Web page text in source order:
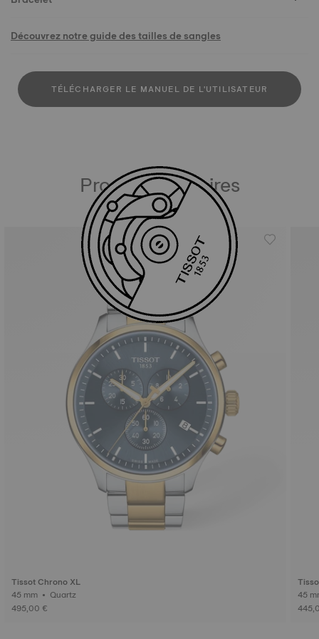
Découvrez notre guide des tailles de sangles
TÉLÉCHARGER LE MANUEL DE L'UTILISATEUR
Produits similaires
Tissot Chrono XL
45 mm • Quartz
495,00 €